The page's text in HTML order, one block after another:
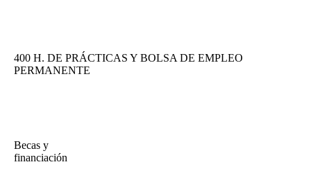
400 H. DE PRÁCTICAS Y BOLSA DE EMPLEO
PERMANENTE
Becas y
financiación